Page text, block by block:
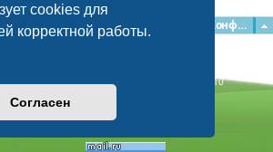
cookies для
корректной работы.
Согласен
Конфиденциальность
Наша команда
Usage: 2.15 МБ | GZIP: Off |
Queries: 10
© phpBB Guru, 2004—2026
Powered by
Style byArtodia